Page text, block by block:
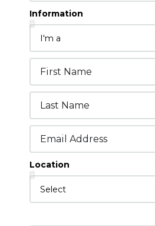
Information
Location